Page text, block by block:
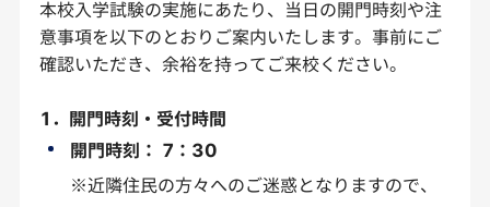
本校入学試験の実施にあたり、当日の開門時刻や注
意事項を以下のとおりご案内いたします。事前にご
確認いただき、余裕を持ってご来校ください。
1．開門時刻・受付時間
開門時刻： 7：30
※近隣住民の方々へのご迷惑となりますので、